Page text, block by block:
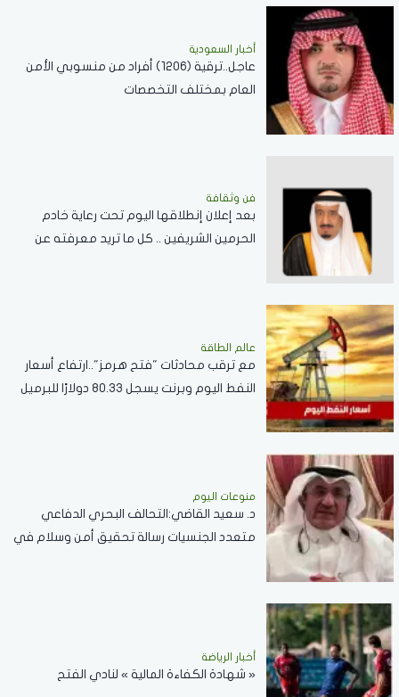
أخبار السعودية
عاجل..ترقية (1206) أفراد من منسوبي الأمن
العام بمختلف التخصصات
فن وثقافة
بعد إعلان إنطلاقها اليوم تحت رعاية خادم
الحرمين الشريفين .. كل ما تريد معرفته عن
عالم الطاقة
مع ترقب محادثات "فتح هرمز"..ارتفاع أسعار
النفط اليوم وبرنت يسجل 80.33 دولارًا للبرميل
منوعات اليوم
د. سعيد القاضي:التحالف البحري الدفاعي
متعدد الجنسيات رسالة تحقيق أمن وسلام في
أخبار الرياضة
« شهادة الكفاءة المالية » لنادي الفتح